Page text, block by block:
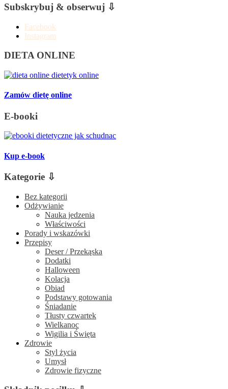
Subskrybuj & obserwuj ⇩
Facebook
Instagram
DIETA ONLINE
Zamów dietę online
E-booki
Kup e-book
Kategorie ⇩
Bez kategorii
Odżywianie
Nauka jedzenia
Właściwości
Porady i wskazówki
Przepisy
Deser / Przekąska
Dodatki
Halloween
Kolacja
Obiad
Podstawy gotowania
Śniadanie
Tłusty czwartek
Wielkanoc
Wigilia i Święta
Zdrowie
Styl życia
Umysł
Zdrowie fizyczne